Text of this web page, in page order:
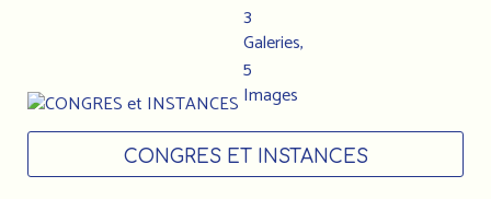
3
Galeries,
5
Images
CONGRES ET INSTANCES